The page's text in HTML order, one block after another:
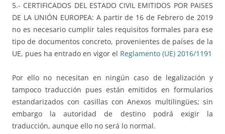
5.- CERTIFICADOS DEL ESTADO CIVIL EMITIDOS POR PAISES
DE LA UNIÓN EUROPEA: A partir de 16 de Febrero de 2019
no es necesario cumplir tales requisitos formales para ese
tipo de documentos concreto, provenientes de países de la
UE, pues ha entrado en vigor el Reglamento (UE) 2016/1191
Por ello no necesitan en ningún caso de legalización y
tampoco traducción pues están emitidos en formularios
estandarizados con casillas con Anexos multilingües; sin
embargo la autoridad de destino podrá exigir la
traducción, aunque ello no será lo normal.